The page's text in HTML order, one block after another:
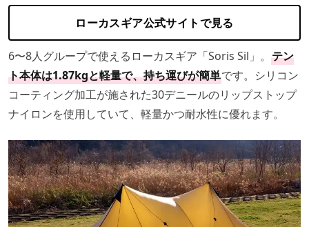
ローカスギア公式サイトで見る
6〜8人グループで使えるローカスギア「Soris Sil」。 テン
ト本体は1.87kgと軽量で、持ち運びが簡単です。シリコン
コーティング加工が施された30デニールのリップストップ
ナイロンを使用していて、軽量かつ耐水性に優れます。